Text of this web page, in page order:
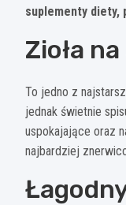
suplementy diety,
Zioła
To jedno z
jednak świetnie
uspokajające oraz
najbardziej